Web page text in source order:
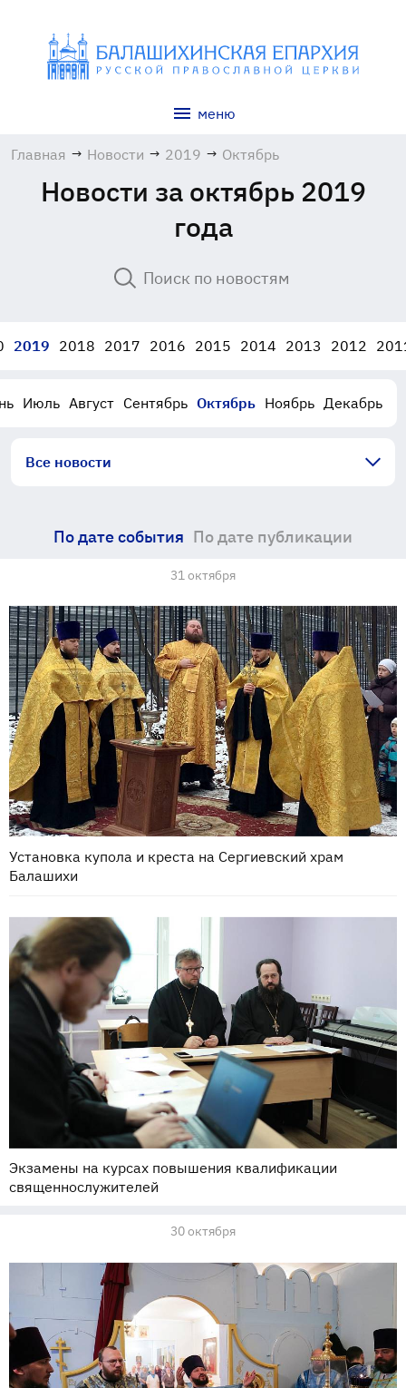
меню
Главная → Новости → 2019 → Октябрь
Новости за октябрь 2019
года
2019 2018 2017 2016 2015 2014 2013 2012
Июль Август Сентябрь Октябрь Ноябрь Декабрь
Все новости
По дате события По дате публикации
31 октября
Установка купола и креста на Сергиевский храм
Балашихи
Экзамены на курсах повышения квалификации
священнослужителей
30 октября